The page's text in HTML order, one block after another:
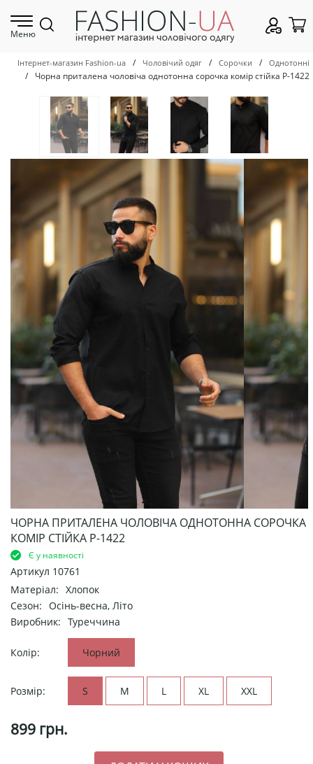
Меню
Інтернет-магазин Fashion-ua / Чоловічий одяг / Сорочки / Однотонні
/ Чорна приталена чоловіча однотонна сорочка комір стійка Р-1422
ЧОРНА ПРИТАЛЕНА ЧОЛОВІЧА ОДНОТОННА СОРОЧКА
КОМІР СТІЙКА Р-1422
Є у наявності
Артикул 10761
Матеріал: Хлопок
Сезон: Осінь-весна, Літо
Виробник: Туреччина
Колір: Чорний
Розмір: S M L XL XXL
899 грн.